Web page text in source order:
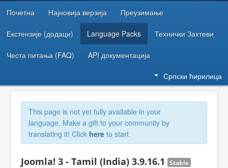
РЕСУРСИ ЗА РАЗВОЈ
Почетна Најновија верзија Преузимање
Екстензије (додаци) Language Packs Технички Захтеви
Честа питања (FAQ) API документација
Српски ћирилица
This page is not yet fully available in your
language. Make a gift to your community by
translating it! Click here to start.
Joomla! 3 - Tamil (India) 3.9.16.1 Stable